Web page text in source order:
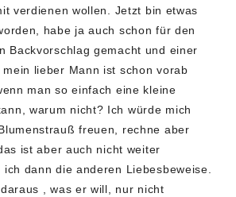
verdienen wollen. Jetzt bin etwas
habe ja auch schon für den
Backvorschlag gemacht und einer
lieber Mann ist schon vorab
man so einfach eine kleine
warum nicht? Ich würde mich
freuen, rechne aber
ist aber auch nicht weiter
dann die anderen Liebesbeweise.
, was er will, nur nicht